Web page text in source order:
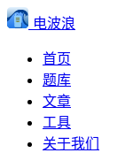
电波浪
首页
题库
文章
工具
关于我们